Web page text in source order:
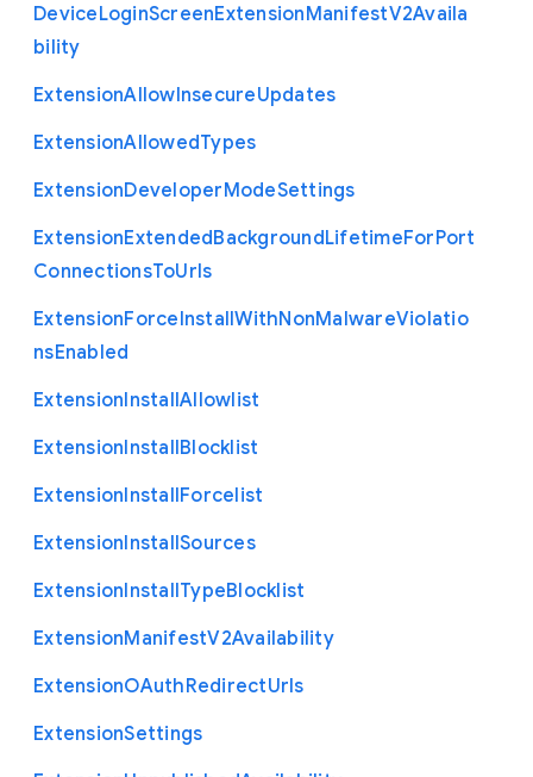
DeviceLoginScreenExtensionManifestV2Availa
bility
ExtensionAllowInsecureUpdates
ExtensionAllowedTypes
ExtensionDeveloperModeSettings
ExtensionExtendedBackgroundLifetimeForPort
ConnectionsToUrls
ExtensionForceInstallWithNonMalwareViolatio
nsEnabled
ExtensionInstallAllowlist
ExtensionInstallBlocklist
ExtensionInstallForcelist
ExtensionInstallSources
ExtensionInstallTypeBlocklist
ExtensionManifestV2Availability
ExtensionOAuthRedirectUrls
ExtensionSettings